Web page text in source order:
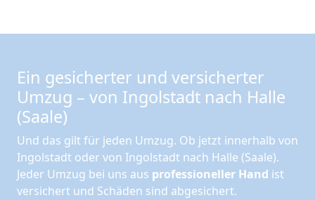
Ein gesicherter und versicherter
Umzug – von Ingolstadt nach Halle
(Saale)
Und das gilt für jeden Umzug. Ob jetzt innerhalb von
Ingolstadt oder von Ingolstadt nach Halle (Saale).
Jeder Umzug bei uns aus professioneller Hand ist
versichert und Schäden sind abgesichert.